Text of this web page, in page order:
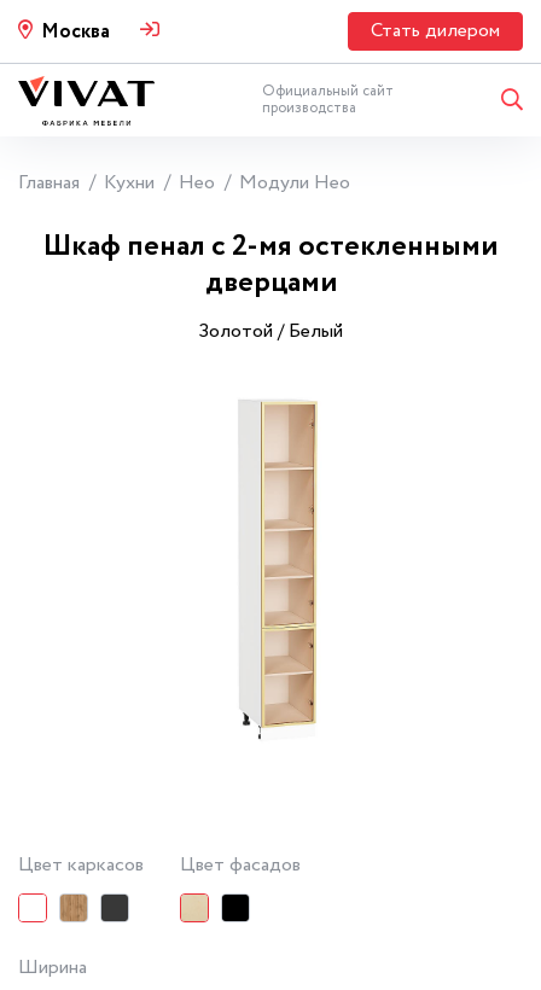
Москва Стать дилером
Официальный сайт
производства
Главная Кухни Нео Модули Нео
Шкаф пенал с 2-мя остекленными
дверцами
Золотой / Белый
Цвет каркасов Цвет фасадов
Ширина